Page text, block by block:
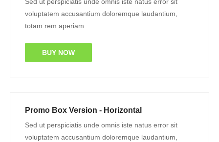
Sed ut perspiciatis unde omnis iste natus error sit
voluptatem accusantium doloremque laudantium,
totam rem aperiam
BUY NOW
Promo Box Version - Horizontal
Sed ut perspiciatis unde omnis iste natus error sit
voluptatem accusantium doloremque laudantium,